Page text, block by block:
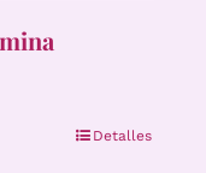
Detalles